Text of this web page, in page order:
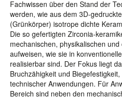
Fachwissen über den Stand der
werden, wie aus dem 3D-
(Grünkörper) isotrope dichte
Die so gefertigten Zirconia-
mechanischen, physikalischen
aufweisen, wie sie in
realisierbar sind. Der Fokus liegt
Bruchzähigkeit und
technischer Anwendungen. Für
Bereich sind neben den